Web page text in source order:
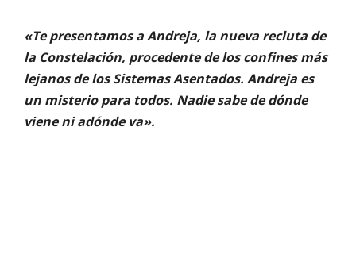
«Te presentamos a Andreja, la nueva recluta de
la Constelación, procedente de los confines más
lejanos de los Sistemas Asentados. Andreja es
un misterio para todos. Nadie sabe de dónde
viene ni adónde va».